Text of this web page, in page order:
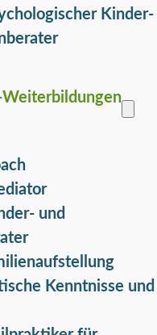
Kinder-
Weiterbildungen
und
Kenntnisse und